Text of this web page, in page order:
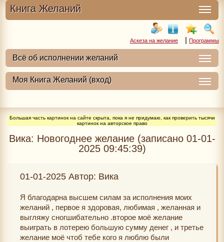
Книга Желаний
Аскеза на желание | Программы
Большая часть картинок на сайте скрыта, пока я не придумаю, как проверить тысячи
картинок на авторское право
Вика: Новогоднее желание (записано 01-01-
2025 09:45:39)
01-01-2025 Автор: Вика
Я благодарна высшем силам за исполнения моих
желаний , первое я здоровая, любимая , желанная и
выгляжу сногшибательно .второе моё желание
выиграть в лотерею большую сумму денег , и третье
желание моё чтоб тебе кого я люблю были